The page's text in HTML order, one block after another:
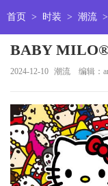
首页 > 时装 > 潮流
BABY
2024-12-10 潮流 编辑：